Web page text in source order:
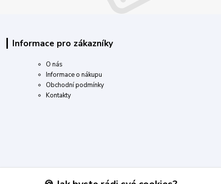
Informace pro zákazníky
O nás
Informace o nákupu
Obchodní podmínky
Kontakty